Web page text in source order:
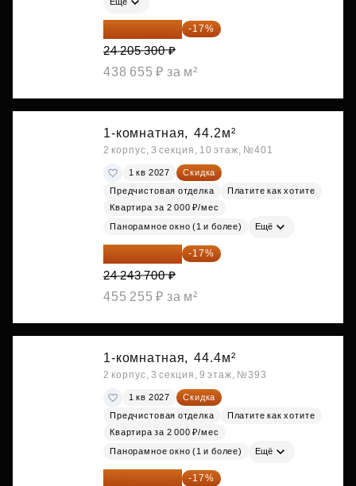
20 090 399 ₽ -17%
24 205 300 ₽
438 655 ₽ за м²
1-комнатная, 44.2м²
2 корпус, 3 секция, 10 этаж, №401
1 кв 2027
Скидка
Предчистовая отделка
Платите как хотите
Квартира за 2 000 ₽/мес
Панорамное окно (1 и более) Ещё
20 122 271 ₽ -17%
24 243 700 ₽
455 255 ₽ за м²
1-комнатная, 44.4м²
2 корпус, 3 секция, 9 этаж, №393
1 кв 2027
Скидка
Предчистовая отделка
Платите как хотите
Квартира за 2 000 ₽/мес
Панорамное окно (1 и более) Ещё
20 176 470 ₽ -17%